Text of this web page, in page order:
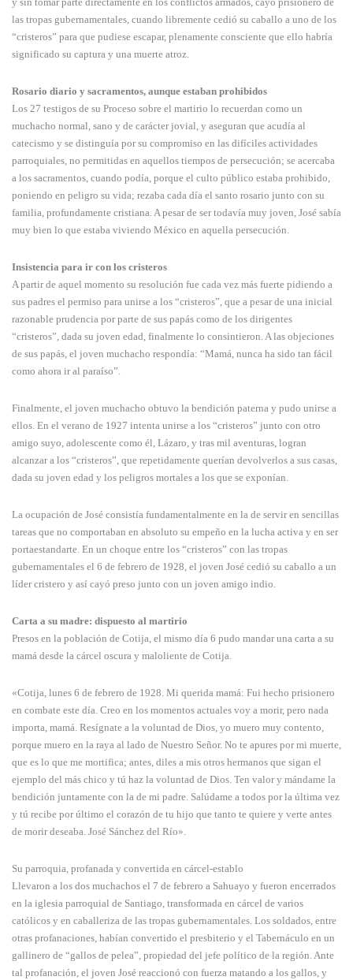
las tropas gubernamentales, cuando libremente cedió su caballo a uno de los
“cristeros” para que pudiese escapar, plenamente consciente que ello habría
significado su captura y una muerte atroz.
Rosario diario y sacramentos, aunque estaban prohibidos
Los 27 testigos de su Proceso sobre el martirio lo recuerdan como un
muchacho normal, sano y de carácter jovial, y aseguran que acudía al
catecismo y se distinguía por su compromiso en las difíciles actividades
parroquiales, no permitidas en aquellos tiempos de persecución; se acercaba
a los sacramentos, cuando podía, porque el culto público estaba prohibido,
poniendo en peligro su vida; rezaba cada día el santo rosario junto con su
familia, profundamente cristiana. A pesar de ser todavía muy joven, José sabía
muy bien lo que estaba viviendo México en aquella persecución.
Insistencia para ir con los cristeros
A partir de aquel momento su resolución fue cada vez más fuerte pidiendo a
sus padres el permiso para unirse a los “cristeros”, que a pesar de una inicial
razonable prudencia por parte de sus papás como de los dirigentes
“cristeros”, dada su joven edad, finalmente lo consintieron. A las objeciones
de sus papás, el joven muchacho respondía: “Mamá, nunca ha sido tan fácil
como ahora ir al paraíso”.
Finalmente, el joven muchacho obtuvo la bendición paterna y pudo unirse a
ellos. En el verano de 1927 intenta unirse a los “cristeros” junto con otro
amigo suyo, adolescente como él, Lázaro, y tras mil aventuras, logran
alcanzar a los “cristeros”, que repetidamente querían devolverlos a sus casas,
dada su joven edad y los peligros mortales a los que se exponían.
La ocupación de José consistía fundamentalmente en la de servir en sencillas
tareas que no comportaban en absoluto su empeño en la lucha activa y en ser
portaestandarte. En un choque entre los “cristeros” con las tropas
gubernamentales el 6 de febrero de 1928, el joven José cedió su caballo a un
líder cristero y así cayó preso junto con un joven amigo indio.
Carta a su madre: dispuesto al martirio
Presos en la población de Cotija, el mismo día 6 pudo mandar una carta a su
mamá desde la cárcel oscura y maloliente de Cotija.
«Cotija, lunes 6 de febrero de 1928. Mi querida mamá: Fui hecho prisionero
en combate este día. Creo en los momentos actuales voy a morir, pero nada
importa, mamá. Resígnate a la voluntad de Dios, yo muero muy contento,
porque muero en la raya al lado de Nuestro Señor. No te apures por mi muerte,
que es lo que me mortifica; antes, diles a mis otros hermanos que sigan el
ejemplo del más chico y tú haz la voluntad de Dios. Ten valor y mándame la
bendición juntamente con la de mi padre. Salúdame a todos por la última vez
y tú recibe por último el corazón de tu hijo que tanto te quiere y verte antes
de morir deseaba. José Sánchez del Río».
Su parroquia, profanada y convertida en cárcel-establo
Llevaron a los dos muchachos el 7 de febrero a Sahuayo y fueron encerrados
en la iglesia parroquial de Santiago, transformada en cárcel de varios
católicos y en caballeriza de las tropas gubernamentales. Los soldados, entre
otras profanaciones, habían convertido el presbiterio y el Tabernáculo en un
gallinero de “gallos de pelea”, propiedad del jefe político de la región. Ante
tal profanación, el joven José reaccionó con fuerza matando a los gallos, y